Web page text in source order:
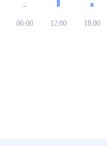
06:00 12:00 18:00